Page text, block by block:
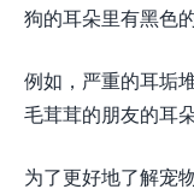
狗的耳朵里有黑色
例如，严重的耳垢
毛茸茸的朋友的耳
为了更好地了解宠